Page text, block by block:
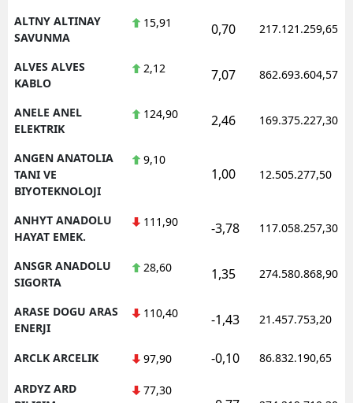
ALTNY ALTINAY
SAVUNMA
15,91 0,70 217.121.259,65
ALVES ALVES
KABLO
2,12 7,07 862.693.604,57
ANELE ANEL
ELEKTRIK
124,90 2,46 169.375.227,30
ANGEN ANATOLIA
TANI VE
BIYOTEKNOLOJI
9,10
1,00 12.505.277,50
ANHYT ANADOLU
HAYAT EMEK.
111,90 -3,78 117.058.257,30
ANSGR ANADOLU
SIGORTA
28,60 1,35 274.580.868,90
ARASE DOGU ARAS
ENERJI
110,40 -1,43 21.457.753,20
ARCLK ARCELIK 97,90 -0,10 86.832.190,65
ARDYZ ARD
77,30